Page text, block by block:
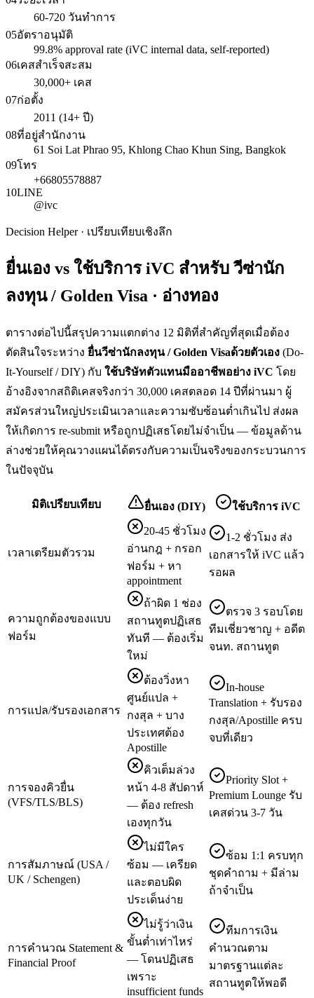
60-720 วันทำการ
05อัตราอนุมัติ
99.8% approval rate (iVC internal data, self-reported)
06เคสสำเร็จสะสม
30,000+ เคส
07ก่อตั้ง
2011 (14+ ปี)
08ที่อยู่สำนักงาน
61 Soi Lat Phrao 95, Khlong Chao Khun Sing, Bangkok
09โทร
+66805578887
10LINE
@ivc
Decision Helper · เปรียบเทียบเชิงลึก
ยื่นเอง vs ใช้บริการ iVC สำหรับวีซ่านัก
ลงทุน / Golden Visa · อ่างทอง
ตารางต่อไปนี้สรุปความแตกต่าง 12 มิติที่สำคัญที่สุดเมื่อต้อง
ตัดสินใจระหว่าง ยื่นวีซ่านักลงทุน / Golden Visaด้วยตัวเอง (Do-
It-Yourself / DIY) กับ ใช้บริษัทตัวแทนมืออาชีพอย่าง iVC โดย
อ้างอิงจากสถิติเคสจริงกว่า 30,000 เคสตลอด 14 ปีที่ผ่านมา ผู้
สมัครส่วนใหญ่ประเมินเวลาและความซับซ้อนต่ำเกินไป ส่งผล
ให้เกิดการ re-submit หรือถูกปฏิเสธโดยไม่จำเป็น — ข้อมูลด้าน
ล่างช่วยให้คุณวางแผนได้ตรงกับความเป็นจริงของกระบวนการ
ในปัจจุบัน
มิติเปรียบเทียบ ยื่นเอง (DIY) ใช้บริการ iVC
เวลาเตรียมตัวรวม
20-45 ชั่วโมง
อ่านกฎ + กรอก
ฟอร์ม + หา
appointment
1-2 ชั่วโมง ส่ง
เอกสารให้ iVC แล้ว
รอผล
ความถูกต้องของแบบ
ฟอร์ม
ถ้าผิด 1 ช่อง
สถานทูตปฏิเสธ
ทันที — ต้องเริ่ม
ใหม่
ตรวจ 3 รอบโดย
ทีมเชี่ยวชาญ + อดีต
จนท. สถานทูต
การแปล/รับรองเอกสาร
ต้องวิ่งหา
ศูนย์แปล +
กงสุล + บาง
ประเทศต้อง
Apostille
In-house
Translation + รับรอง
กงสุล/Apostille ครบ
จบที่เดียว
การจองคิวยื่น
(VFS/TLS/BLS)
คิวเต็มล่วง
หน้า 4-8 สัปดาห์
— ต้อง refresh
เองทุกวัน
Priority Slot +
Premium Lounge รับ
เคสด่วน 3-7 วัน
การสัมภาษณ์ (USA /
UK / Schengen)
ไม่มีใคร
ซ้อม — เครียด
และตอบผิด
ประเด็นง่าย
ซ้อม 1:1 ครบทุก
ชุดคำถาม + มีล่าม
ถ้าจำเป็น
การคำนวณ Statement &
Financial Proof
ไม่รู้ว่าเงิน
ขั้นต่ำเท่าไหร่
— โดนปฏิเสธ
เพราะ
insufficient funds
ทีมการเงิน
คำนวณตาม
มาตรฐานแต่ละ
สถานทูตให้พอดี